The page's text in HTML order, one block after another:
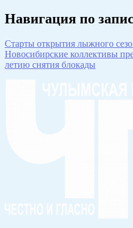
Навигация по
Старты открытия лыжного
Новосибирские коллективы
летию снятия блокады